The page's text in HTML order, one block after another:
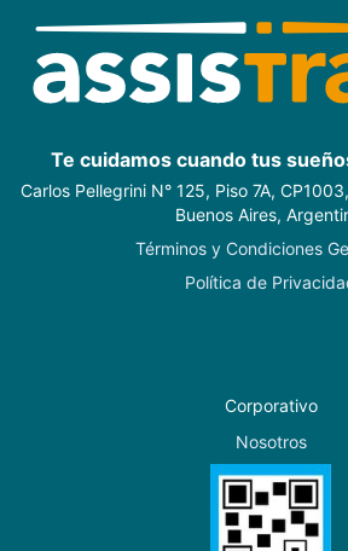
Te cuidamos cuando tus
Carlos Pellegrini N° 125, Piso 7A,
Buenos Aires,
Términos y Condiciones
Política de
Corporativo
Nosotros